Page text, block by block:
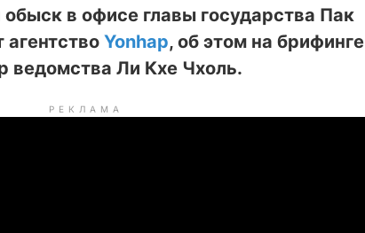
в офисе главы государства Пак
Yonhap, об этом на брифинге
ведомства Ли Кхе Чхоль.
РЕКЛАМА